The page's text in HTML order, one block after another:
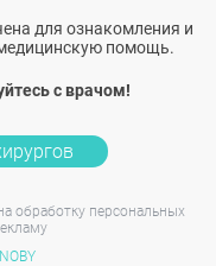
для ознакомления и
помощь.
с врачом!
обработку персональных